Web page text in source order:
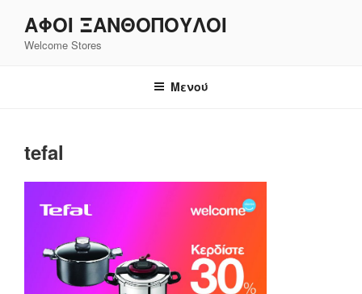
περιεχόμενο
ΑΦΟΙ ΞΑΝΘΌΠΟΥΛΟΙ
Welcome Stores
Μενού
tefal